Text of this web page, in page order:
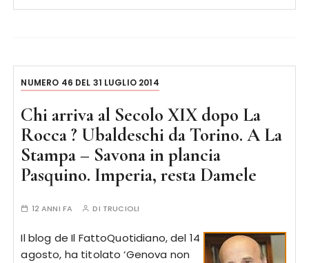
NUMERO 46 DEL 31 LUGLIO 2014
Chi arriva al Secolo XIX dopo La
Rocca ? Ubaldeschi da Torino. A La
Stampa – Savona in plancia
Pasquino. Imperia, resta Damele
12 ANNI FA DI TRUCIOLI
Il blog de Il FattoQuotidiano, del 14
agosto, ha titolato ‘Genova non